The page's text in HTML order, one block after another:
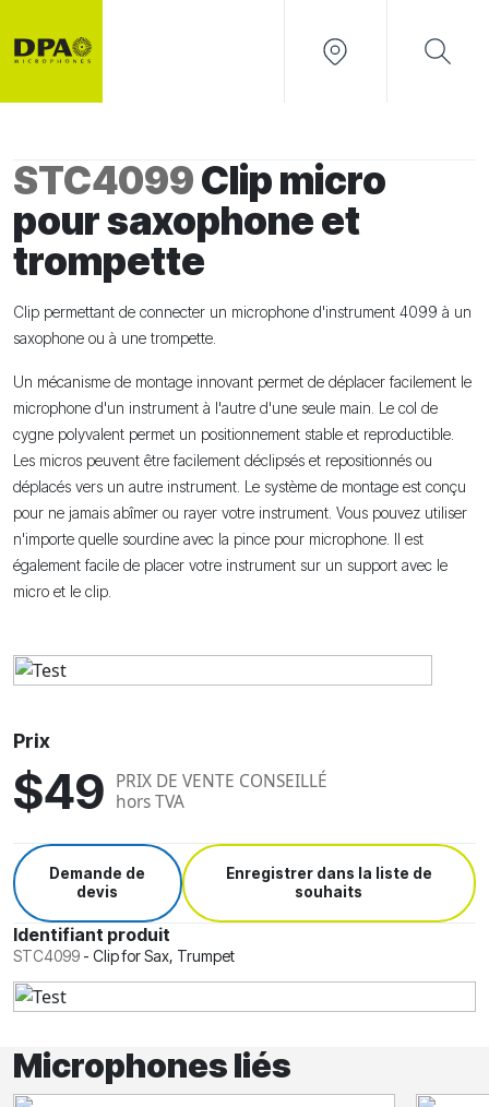
STC4099Clip micro
pour saxophone et
trompette
Clip permettant de connecter un microphone d'instrument 4099 à un
saxophone ou à une trompette.
Un mécanisme de montage innovant permet de déplacer facilement le
microphone d'un instrument à l'autre d'une seule main. Le col de
cygne polyvalent permet un positionnement stable et reproductible.
Les micros peuvent être facilement déclipsés et repositionnés ou
déplacés vers un autre instrument. Le système de montage est conçu
pour ne jamais abîmer ou rayer votre instrument. Vous pouvez utiliser
n'importe quelle sourdine avec la pince pour microphone. Il est
également facile de placer votre instrument sur un support avec le
micro et le clip.
Prix
$49 PRIX DE VENTE CONSEILLÉ
hors TVA
Demande de
devis
Enregistrer dans la liste de
souhaits
Identifiant produit
STC4099 - Clip for Sax, Trumpet
Microphones liés